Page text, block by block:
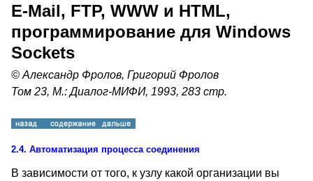
E-Mail, FTP, WWW и HTML,
программирование для Windows
Sockets
© Александр Фролов, Григорий Фролов
Том 23, М.: Диалог-МИФИ, 1993, 283 стр.
2.4. Автоматизация процесса соединения
В зависимости от того, к узлу какой организации вы